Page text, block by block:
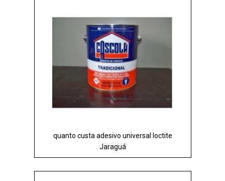
quanto custa adesivo universal loctite
Jaraguá